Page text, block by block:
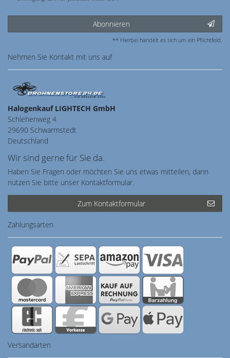
Abonnieren
** Hierbei handelt es sich um ein Pflichtfeld.
Nehmen Sie Kontakt mit uns auf
Halogenkauf LIGHTECH GmbH
Schlehenweg 4
29690 Schwarmstedt
Deutschland
Wir sind gerne für Sie da.
Haben Sie Fragen oder möchten Sie uns etwas mitteilen, dann
nutzen Sie bitte unser Kontaktformular.
Zum Kontaktformular
Zahlungsarten
Versandarten